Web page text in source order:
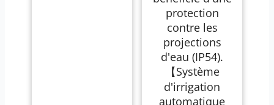
protection
contre les
projections
d'eau (IP54).
【Système
d'irrigation
automatique